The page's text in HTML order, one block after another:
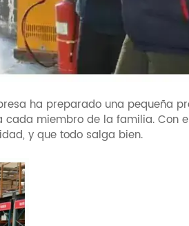
ha preparado una pequeña
cada miembro de la familia. Con
y que todo salga bien.